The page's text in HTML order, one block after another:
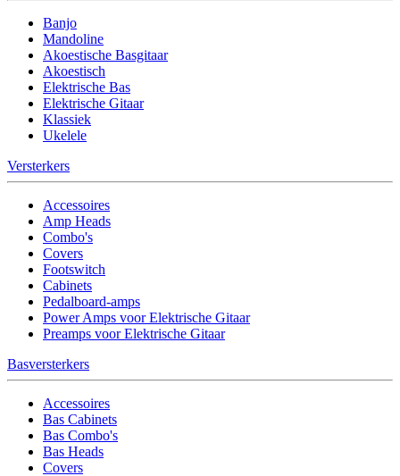
Banjo
Mandoline
Akoestische Basgitaar
Akoestisch
Elektrische Bas
Elektrische Gitaar
Klassiek
Ukelele
Versterkers
Accessoires
Amp Heads
Combo's
Covers
Footswitch
Cabinets
Pedalboard-amps
Power Amps voor Elektrische Gitaar
Preamps voor Elektrische Gitaar
Basversterkers
Accessoires
Bas Cabinets
Bas Combo's
Bas Heads
Covers